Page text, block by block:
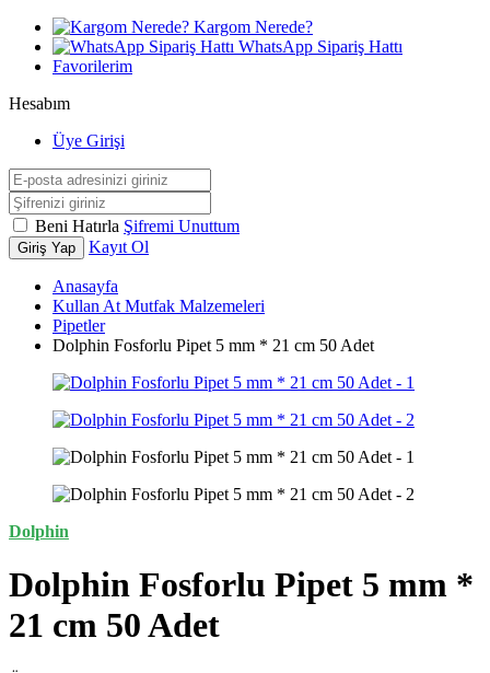
Kargom Nerede?
WhatsApp Sipariş Hattı
Favorilerim
Hesabım
Üye Girişi
Beni Hatırla Şifremi Unuttum
Giriş Yap Kayıt Ol
Anasayfa
Kullan At Mutfak Malzemeleri
Pipetler
Dolphin Fosforlu Pipet 5 mm * 21 cm 50 Adet
Dolphin
Dolphin Fosforlu Pipet 5 mm *
21 cm 50 Adet